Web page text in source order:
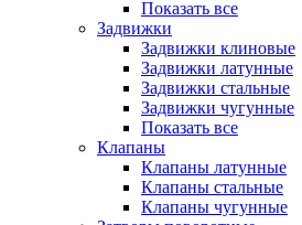
Показать все
Задвижки
Задвижки клиновые
Задвижки латунные
Задвижки стальные
Задвижки чугунные
Показать все
Клапаны
Клапаны латунные
Клапаны стальные
Клапаны чугунные